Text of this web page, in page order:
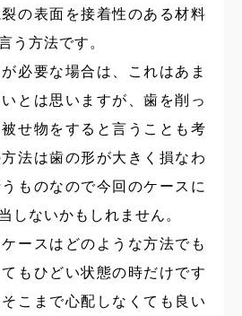
の表面を接着性のある材料
う方法です。
必要な場合は、これはあま
とは思いますが、歯を削っ
せ物をすると言うことも考
法は歯の形が大きく損なわ
ものなので今回のケースに
しないかもしれません。
ースはどのような方法でも
もひどい状態の時だけです
こまで心配しなくても良い